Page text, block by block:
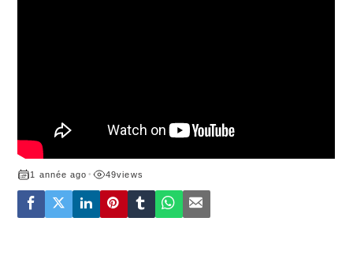
1 année ago • 49views